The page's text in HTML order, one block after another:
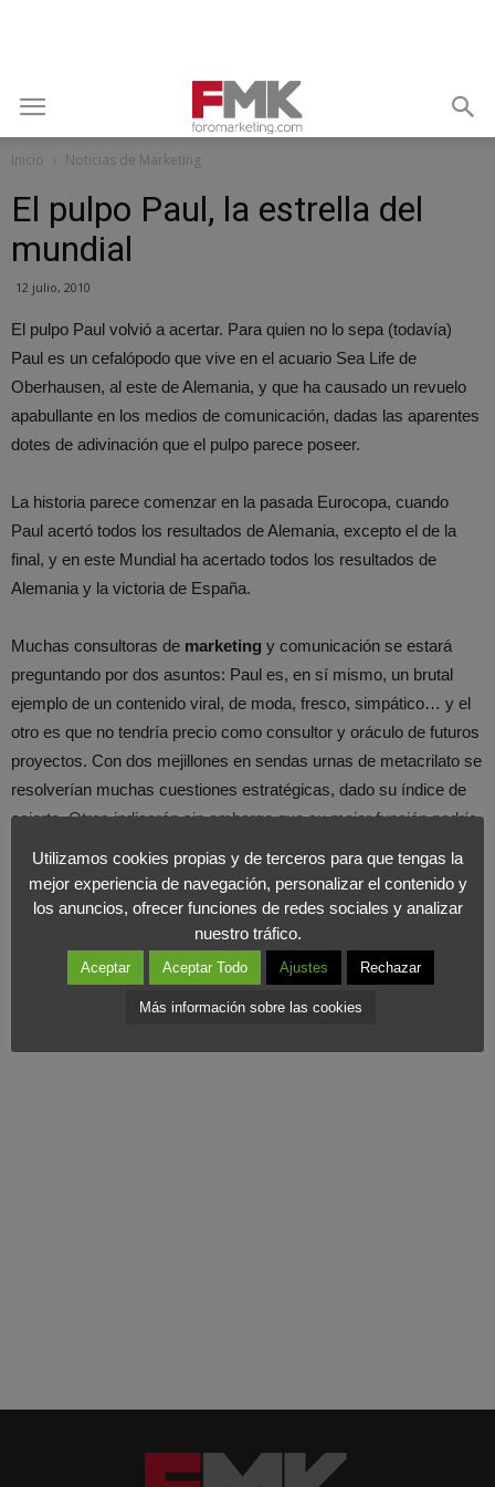
Inicio Noticias de Marketing
El pulpo Paul, la estrella del
mundial
12 julio, 2010
El pulpo Paul volvió a acertar. Para quien no lo sepa (todavía)
Paul es un cefalópodo que vive en el acuario Sea Life de
Oberhausen, al este de Alemania, y que ha causado un revuelo
apabullante en los medios de comunicación, dadas las aparentes
dotes de adivinación que el pulpo parece poseer.
La historia parece comenzar en la pasada Eurocopa, cuando
Paul acertó todos los resultados de Alemania, excepto el de la
final, y en este Mundial ha acertado todos los resultados de
Alemania y la victoria de España.
Muchas consultoras de marketing y comunicación se estará
preguntando por dos asuntos: Paul es, en sí mismo, un brutal
ejemplo de un contenido viral, de moda, fresco, simpático… y el
otro es que no tendría precio como consultor y oráculo de futuros
proyectos. Con dos mejillones en sendas urnas de metacrilato se
resolverían muchas cuestiones estratégicas, dado su índice de
acierto. Otros indicarán sin embargo que su mejor función podría
Pero después de reírnos de la ocurrencia y de celebrar que
España haya ganado la Copa del Mundo 2010, pedimos desde
aquí seriedad. Pongámonos a trabajar para relanzar el país y que
este triunfo sea un soplo de ánimo en nuestra lucha diaria. Y no
Utilizamos cookies propias y de terceros para que tengas la
mejor experiencia de navegación, personalizar el contenido y
los anuncios, ofrecer funciones de redes sociales y analizar
nuestro tráfico.
Aceptar Aceptar Todo Ajustes Rechazar
Más información sobre las cookies